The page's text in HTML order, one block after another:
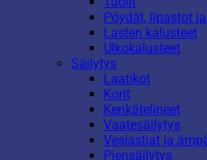
Pöydät, lipastot
Lasten kalusteet
Ulkokalusteet
Säilytys
Laatikot
Korit
Kenkätelineet
Vaatesäilytys
Vesiastiat ja
Piensäilytys